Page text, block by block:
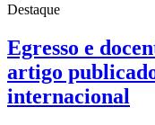
Destaque
Egresso e
artigo
internacional